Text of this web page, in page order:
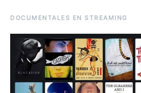
DOCUMENTALES EN STREAMING